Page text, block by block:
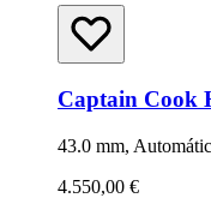
Captain Cook
43.0 mm,
4.550,00 €